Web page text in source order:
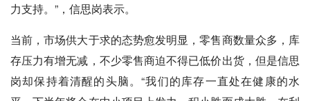
力支持。”，信思岗表示。
当前，市场供大于求的态势愈发明显，零售商数量众多，库
存压力有增无减，不少零售商迫不得已低价出货，但是信思
岗却保持着清醒的头脑。“我们的库存一直处在健康的水